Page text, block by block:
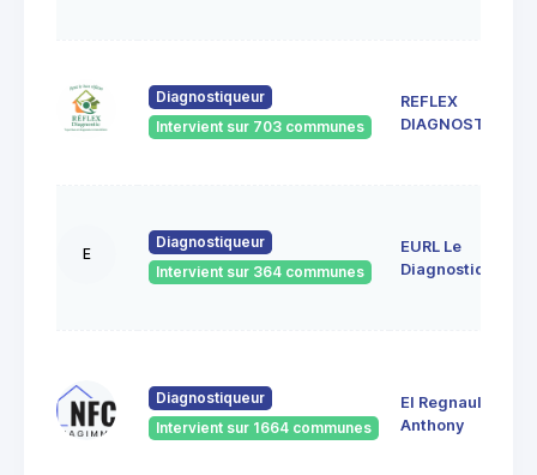
Diagnostiqueur
Intervient sur 703 communes
REFLEX
DIAGNOSTIC
E
Diagnostiqueur
Intervient sur 364 communes
EURL Le
Diagnostiqueur
Diagnostiqueur
Intervient sur 1664 communes
EI Regnault
Anthony